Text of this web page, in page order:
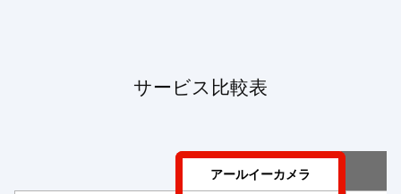
サービス比較表
アールイーカメラ